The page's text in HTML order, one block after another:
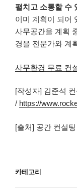
펼치고 소통할 수
이미 계획이 되어
사무공간을 계획
경을 전문가와 계
사무환경 무료 컨
[작성자] 김준석
/ https://
[출처] 공간 컨설
카테고리